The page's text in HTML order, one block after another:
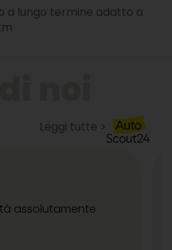
a lungo termine adatto a
Leggi tutte >
assolutamente